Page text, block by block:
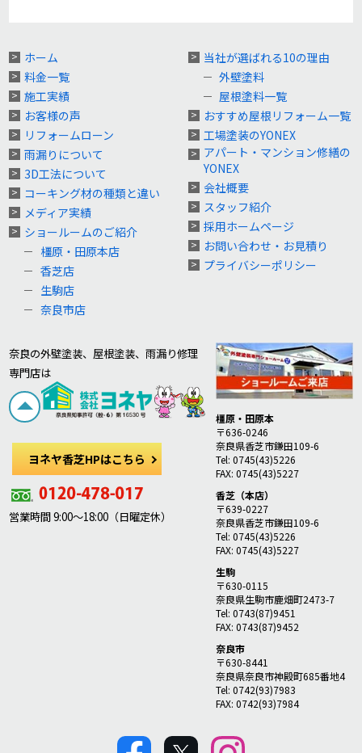
ホーム
料金一覧
施工実績
お客様の声
リフォームローン
雨漏りについて
3D工法について
コーキング材の種類と違い
メディア実績
ショールームのご紹介
橿原・田原本店
香芝店
生駒店
奈良市店
当社が選ばれる10の理由
外壁塗料
屋根塗料一覧
おすすめ屋根リフォーム一覧
工場塗装のYONEX
アパート・マンション修繕の
YONEX
会社概要
スタッフ紹介
採用ホームページ
お問い合わせ・お見積り
プライバシーポリシー
奈良の外壁塗装、屋根塗装、雨漏り修理
専門店は
ヨネヤ香芝HPはこちら
営業時間 9:00～18:00（日曜定休）
橿原・田原本
〒636-0246
奈良県香芝市鎌田109-6
Tel: 0745(43)5226
FAX: 0745(43)5227
香芝（本店）
〒639-0227
奈良県香芝市鎌田109-6
Tel: 0745(43)5226
FAX: 0745(43)5227
生駒
〒630-0115
奈良県生駒市鹿畑町2473-7
Tel: 0743(87)9451
FAX: 0743(87)9452
奈良市
〒630-8441
奈良県奈良市神殿町685番地4
Tel: 0742(93)7983
FAX: 0742(93)7984